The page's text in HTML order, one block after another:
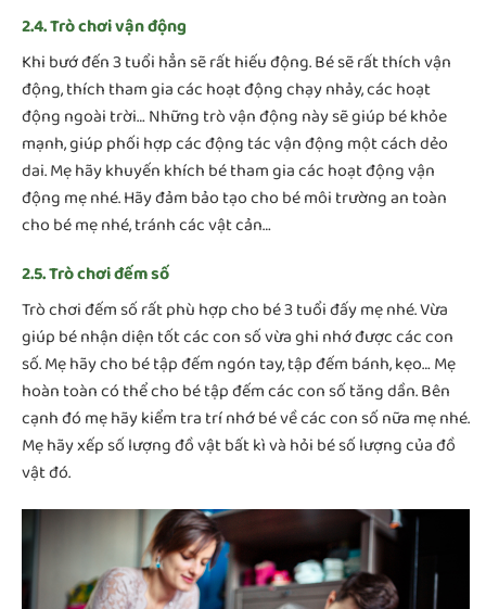
2.4. Trò chơi vận động
Khi bướ đến 3 tuổi hẳn sẽ rất hiếu động. Bé sẽ rất thích vận
động, thích tham gia các hoạt động chạy nhảy, các hoạt
động ngoài trời… Những trò vận động này sẽ giúp bé khỏe
mạnh, giúp phối hợp các động tác vận động một cách dẻo
dai. Mẹ hãy khuyến khích bé tham gia các hoạt động vận
động mẹ nhé. Hãy đảm bảo tạo cho bé môi trường an toàn
cho bé mẹ nhé, tránh các vật cản…
2.5. Trò chơi đếm số
Trò chơi đếm số rất phù hợp cho bé 3 tuổi đấy mẹ nhé. Vừa
giúp bé nhận diện tốt các con số vừa ghi nhớ được các con
số. Mẹ hãy cho bé tập đếm ngón tay, tập đếm bánh, kẹo… Mẹ
hoàn toàn có thể cho bé tập đếm các con số tăng dần. Bên
cạnh đó mẹ hãy kiểm tra trí nhớ bé về các con số nữa mẹ nhé.
Mẹ hãy xếp số lượng đồ vật bất kì và hỏi bé số lượng của đồ
vật đó.